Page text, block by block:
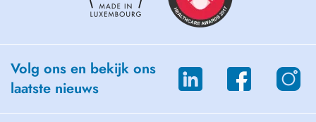
Volg ons en bekijk ons
laatste nieuws